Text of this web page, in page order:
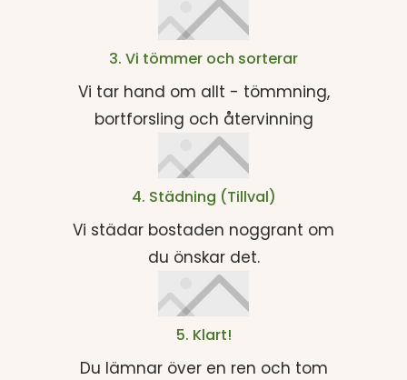
3. Vi tömmer och sorterar
Vi tar hand om allt - tömmning,
bortforsling och återvinning
4. Städning (Tillval)
Vi städar bostaden noggrant om
du önskar det.
5. Klart!
Du lämnar över en ren och tom